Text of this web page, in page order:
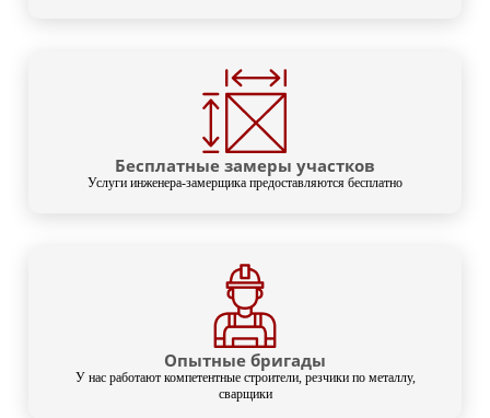
Бесплатные замеры участков
Услуги инженера-замерщика предоставляются бесплатно
Опытные бригады
У нас работают компетентные строители, резчики по металлу,
сварщики